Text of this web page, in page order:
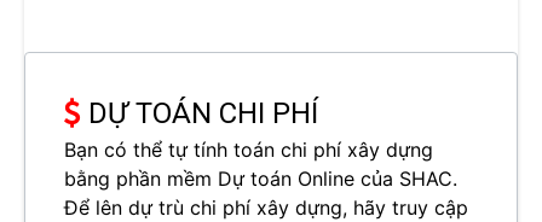
DỰ TOÁN CHI PHÍ
Bạn có thể tự tính toán chi phí xây dựng
bằng phần mềm Dự toán Online của SHAC.
Để lên dự trù chi phí xây dựng, hãy truy cập